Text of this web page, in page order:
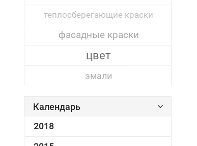
теплосберегающие краски
фасадные краски
цвет
эмали
Календарь
2018